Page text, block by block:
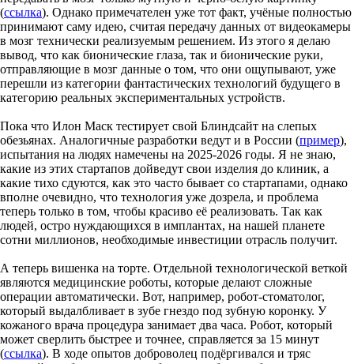
(ссылка). Однако примечателен уже тот факт, учёные полностью
принимают саму идею, считая передачу данных от видеокамеры
в мозг технически реализуемым решением. Из этого я делаю
вывод, что как бионические глаза, так и бионические руки,
отправляющие в мозг данные о том, что они ощупывают, уже
перешли из категории фантастических технологий будущего в
категорию реальных экспериментальных устройств.
Пока что Илон Маск тестирует свой Блиндсайт на слепых
обезьянах. Аналогичные разработки ведут и в России (пример),
испытания на людях намечены на 2025-2026 годы. Я не знаю,
какие из этих стартапов дойведут свои изделия до клиник, а
какие тихо сдуются, как это часто бывает со стартапами, однако
вполне очевидно, что технология уже дозрела, и проблема
теперь только в том, чтобы красиво её реализовать. Так как
людей, остро нуждающихся в имплантах, на нашей планете
сотни миллионов, необходимые инвестиции отрасль получит.
А теперь вишенка на торте. Отдельной технологической веткой
являются медицинские роботы, которые делают сложные
операции автоматически. Вот, например, робот-стоматолог,
который выдалбливает в зубе гнездо под зубную коронку. У
кожаного врача процедура занимает два часа. Робот, который
может сверлить быстрее и точнее, справляется за 15 минут
(ссылка). В ходе опытов доброволец подёргивался и тряс